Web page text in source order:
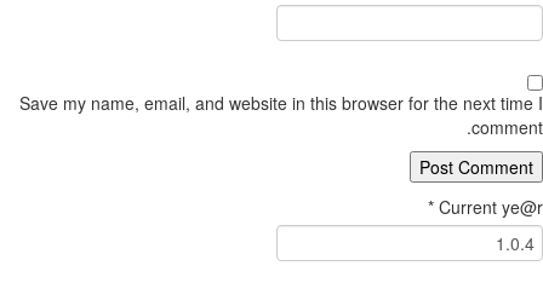
Save my name, email, and website in this browser for the next time I
comment.
Current ye@r
*